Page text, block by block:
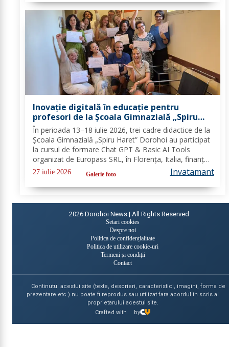
Inovație digitală în educație pentru
profesori de la Școala Gimnazială „Spiru
Haret” Dorohoi prin Erasmus+ FOTO
În perioada 13–18 iulie 2026, trei cadre didactice de la
Școala Gimnazială „Spiru Haret” Dorohoi au participat
la cursul de formare Chat GPT & Basic AI Tools
organizat de Europass SRL, în Florența, Italia, finanțat
în cadrul programului de Acreditare Erasmus +,
domeniul educație școlară număr,...
27 iulie 2026 Galerie foto Invatamant
2026 Dorohoi News | All Rights Reserved
Setari cookies
Despre noi
Politica de confidențialitate
Politica de utilizare cookie-uri
Termeni și condiții
Contact
Continutul acestui site (texte, descrieri, caracteristici, imagini, forma de
prezentare etc.) nu poate fi reprodus sau utilizat fara acordul in scris al
proprietarului acestui site.
Crafted with
by